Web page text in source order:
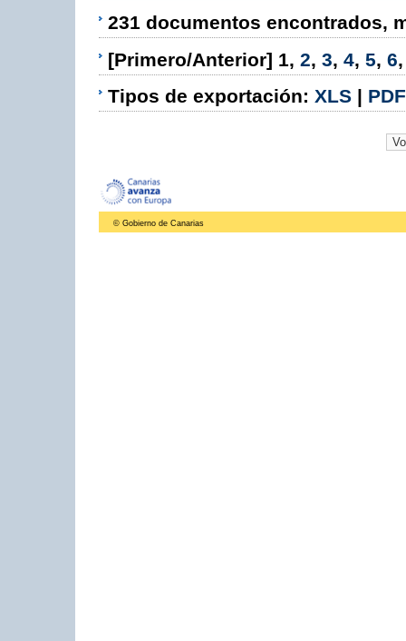
231 documentos encontrados,
[Primero/Anterior] 1, 2, 3, 4, 5, 6
Tipos de exportación: XLS | PDF
© Gobierno de Canarias